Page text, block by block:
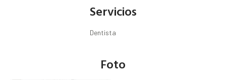
Servicios
Dentista
Foto